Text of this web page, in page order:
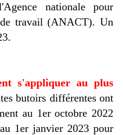
nationale pour
travail (ANACT). Un
s'appliquer au plus
butoirs différentes ont
au 1er octobre 2022
1er janvier 2023 pour